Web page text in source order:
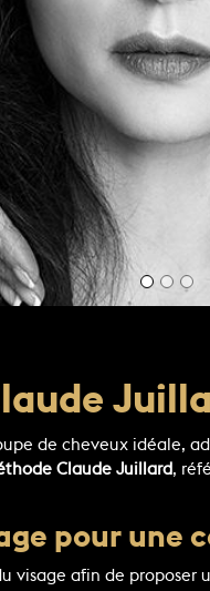
de cheveux idéale,
Claude Juillard,
pour une
visage afin de